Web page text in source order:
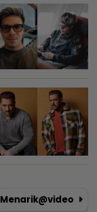
Menarik@video